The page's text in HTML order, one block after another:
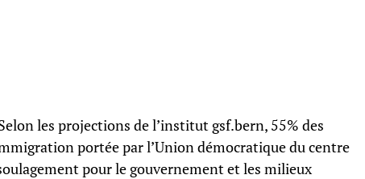
les projections de l’institut gsf.bern, 55% des
portée par l’Union démocratique du centre
pour le gouvernement et les milieux